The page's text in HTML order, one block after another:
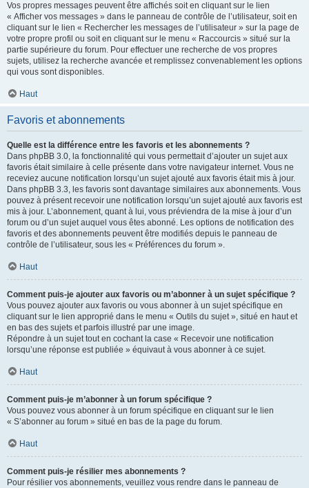
Vos propres messages peuvent être affichés soit en cliquant sur le lien
« Afficher vos messages » dans le panneau de contrôle de l’utilisateur, soit en
cliquant sur le lien « Rechercher les messages de l’utilisateur » sur la page de
votre propre profil ou soit en cliquant sur le menu « Raccourcis » situé sur la
partie supérieure du forum. Pour effectuer une recherche de vos propres
sujets, utilisez la recherche avancée et remplissez convenablement les options
qui vous sont disponibles.
Haut
Favoris et abonnements
Quelle est la différence entre les favoris et les abonnements ?
Dans phpBB 3.0, la fonctionnalité qui vous permettait d’ajouter un sujet aux
favoris était similaire à celle présente dans votre navigateur internet. Vous ne
receviez aucune notification lorsqu’un sujet ajouté aux favoris était mis à jour.
Dans phpBB 3.3, les favoris sont davantage similaires aux abonnements. Vous
pouvez à présent recevoir une notification lorsqu’un sujet ajouté aux favoris est
mis à jour. L’abonnement, quant à lui, vous préviendra de la mise à jour d’un
forum ou d’un sujet auquel vous êtes abonné. Les options de notification des
favoris et des abonnements peuvent être modifiés depuis le panneau de
contrôle de l’utilisateur, sous les « Préférences du forum ».
Haut
Comment puis-je ajouter aux favoris ou m’abonner à un sujet spécifique ?
Vous pouvez ajouter aux favoris ou vous abonner à un sujet spécifique en
cliquant sur le lien approprié dans le menu « Outils du sujet », situé en haut et
en bas des sujets et parfois illustré par une image.
Répondre à un sujet tout en cochant la case « Recevoir une notification
lorsqu’une réponse est publiée » équivaut à vous abonner à ce sujet.
Haut
Comment puis-je m’abonner à un forum spécifique ?
Vous pouvez vous abonner à un forum spécifique en cliquant sur le lien
« S’abonner au forum » situé en bas de la page du forum.
Haut
Comment puis-je résilier mes abonnements ?
Pour résilier vos abonnements, veuillez vous rendre dans le panneau de